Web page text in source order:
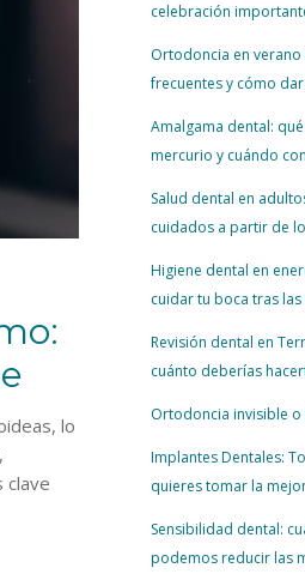
lo
clave
celebración
Ortodoncia en verano
frecuentes y cómo
Amalgama dental:
mercurio y cuándo
Salud dental en
cuidados a partir de
Higiene dental en
cuidar tu boca tras
Revisión dental en
cuánto deberías
Ortodoncia invisible o
Implantes Dentales:
quieres tomar la
Sensibilidad dental:
podemos reducir las